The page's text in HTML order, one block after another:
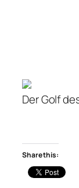
Der Golf
Share this: